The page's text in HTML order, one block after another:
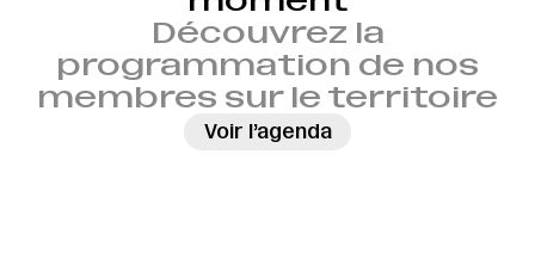
Découvrez la
programmation de nos
membres sur le territoire
Voir l’agenda